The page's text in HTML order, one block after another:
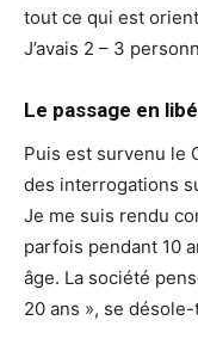
tout ce qui est
J’avais 2 – 3
Le passage en
Puis est survenu le
des interrogations
Je me suis rendu
parfois pendant 10
âge. La société
20 ans », se